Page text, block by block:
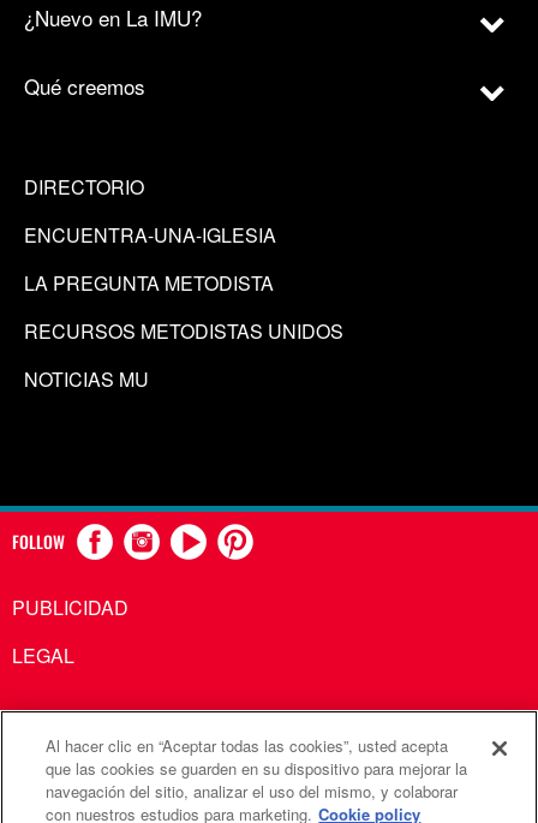
¿Nuevo en La IMU?
Qué creemos
DIRECTORIO
ENCUENTRA-UNA-IGLESIA
LA PREGUNTA METODISTA
RECURSOS METODISTAS UNIDOS
NOTICIAS MU
FOLLOW
PUBLICIDAD
LEGAL
Comunicaciones Metodistas Unidas es una agencia de la
Iglesia Metodista Unida
Al hacer clic en “Aceptar todas las cookies”, usted acepta
que las cookies se guarden en su dispositivo para mejorar la
navegación del sitio, analizar el uso del mismo, y colaborar
con nuestros estudios para marketing. Cookie policy